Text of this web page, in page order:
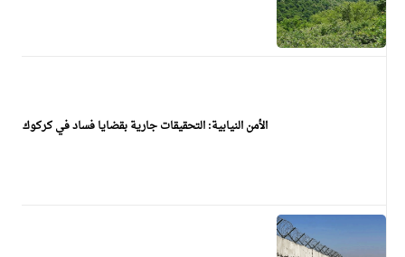
الأمن النيابية: التحقيقات جارية بقضايا فساد في كركوك